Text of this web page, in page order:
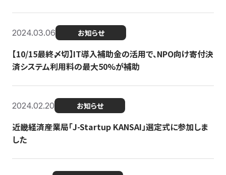
2024.03.06 お知らせ
【10/15最終〆切】IT導入補助金の活用で、NPO向け寄付決
済システム利用料の最大50%が補助
2024.02.20 お知らせ
近畿経済産業局「J-Startup KANSAI」選定式に参加しま
した